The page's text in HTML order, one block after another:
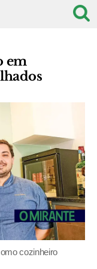
em
cozinheiro